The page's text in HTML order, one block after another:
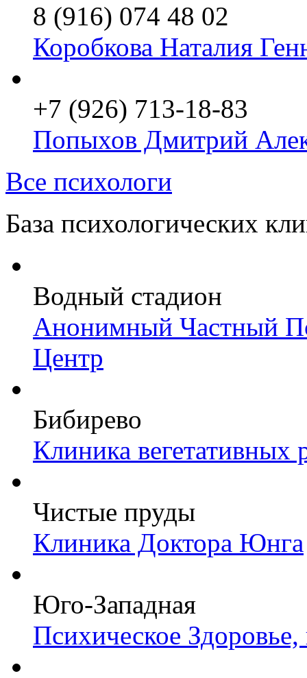
8 (916) 074 48 02
Коробкова Наталия
+7 (926) 713-18-83
Попыхов Дмитрий
Все психологи
База психологических
Водный стадион
Анонимный Частный
Центр
Бибирево
Клиника вегетативных
Чистые пруды
Клиника Доктора Юнга
Юго-Западная
Психическое Здоровье,